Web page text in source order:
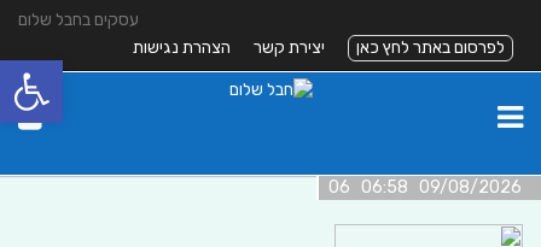
עסקים בחבל שלום
לפרסום באתר לחץ כאן
יצירת קשר הצהרת נגישות
09/08/2026 06:58 06
פתח